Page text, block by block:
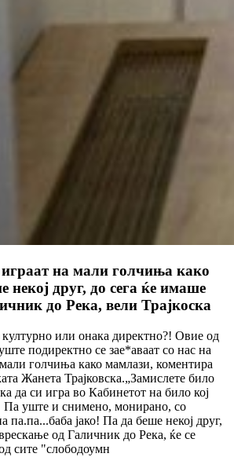
на мали голчиња како
некој друг, до сега ќе имаше
до Река, вели Трајкоска
или онака директно?! Овие од
подиректно се зае*аваат со нас на
голчиња како мамлази, коментира
Жанета Трајковска.„Замислете било
да си игра во Кабинетот на било кој
Па уште и снимено, монирано, со
па.па...баба јако! Па да беше некој друг,
од Галичник до Река, ќе се
сите "слободоумн